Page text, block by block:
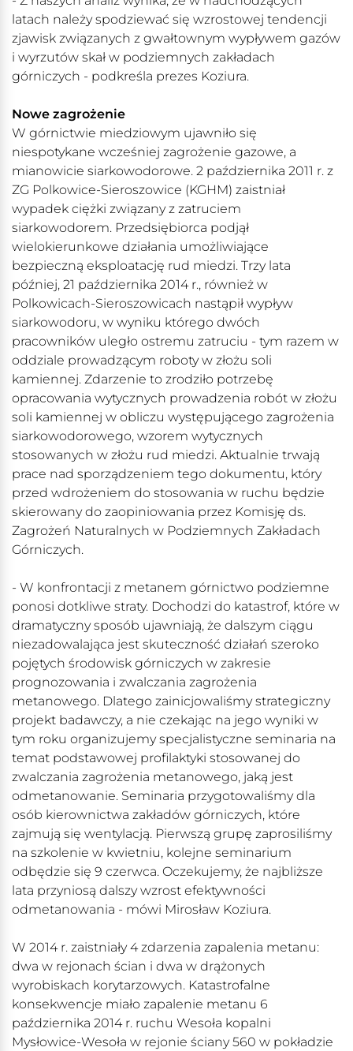
latach należy spodziewać się wzrostowej tendencji
zjawisk związanych z gwałtownym wypływem gazów
i wyrzutów skał w podziemnych zakładach
górniczych - podkreśla prezes Koziura.
Nowe zagrożenie
W górnictwie miedziowym ujawniło się
niespotykane wcześniej zagrożenie gazowe, a
mianowicie siarkowodorowe. 2 października 2011 r. z
ZG Polkowice-Sieroszowice (KGHM) zaistniał
wypadek ciężki związany z zatruciem
siarkowodorem. Przedsiębiorca podjął
wielokierunkowe działania umożliwiające
bezpieczną eksploatację rud miedzi. Trzy lata
później, 21 października 2014 r., również w
Polkowicach-Sieroszowicach nastąpił wypływ
siarkowodoru, w wyniku którego dwóch
pracowników uległo ostremu zatruciu - tym razem w
oddziale prowadzącym roboty w złożu soli
kamiennej. Zdarzenie to zrodziło potrzebę
opracowania wytycznych prowadzenia robót w złożu
soli kamiennej w obliczu występującego zagrożenia
siarkowodorowego, wzorem wytycznych
stosowanych w złożu rud miedzi. Aktualnie trwają
prace nad sporządzeniem tego dokumentu, który
przed wdrożeniem do stosowania w ruchu będzie
skierowany do zaopiniowania przez Komisję ds.
Zagrożeń Naturalnych w Podziemnych Zakładach
Górniczych.
- W konfrontacji z metanem górnictwo podziemne
ponosi dotkliwe straty. Dochodzi do katastrof, które w
dramatyczny sposób ujawniają, że dalszym ciągu
niezadowalająca jest skuteczność działań szeroko
pojętych środowisk górniczych w zakresie
prognozowania i zwalczania zagrożenia
metanowego. Dlatego zainicjowaliśmy strategiczny
projekt badawczy, a nie czekając na jego wyniki w
tym roku organizujemy specjalistyczne seminaria na
temat podstawowej profilaktyki stosowanej do
zwalczania zagrożenia metanowego, jaką jest
odmetanowanie. Seminaria przygotowaliśmy dla
osób kierownictwa zakładów górniczych, które
zajmują się wentylacją. Pierwszą grupę zaprosiliśmy
na szkolenie w kwietniu, kolejne seminarium
odbędzie się 9 czerwca. Oczekujemy, że najbliższe
lata przyniosą dalszy wzrost efektywności
odmetanowania - mówi Mirosław Koziura.
W 2014 r. zaistniały 4 zdarzenia zapalenia metanu:
dwa w rejonach ścian i dwa w drążonych
wyrobiskach korytarzowych. Katastrofalne
konsekwencje miało zapalenie metanu 6
października 2014 r. ruchu Wesoła kopalni
Mysłowice-Wesoła w rejonie ściany 560 w pokładzie